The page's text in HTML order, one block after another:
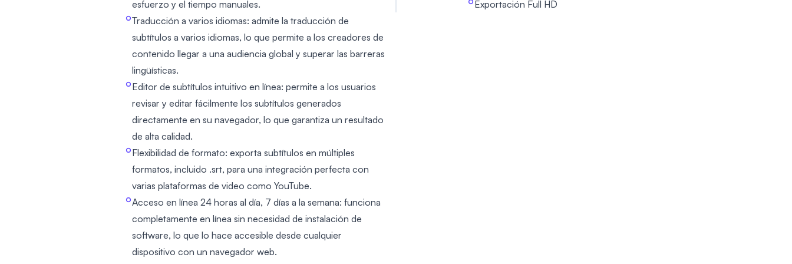
esfuerzo y el tiempo manuales.
Traducción a varios idiomas: admite la traducción de
subtítulos a varios idiomas, lo que permite a los creadores de
contenido llegar a una audiencia global y superar las barreras
lingüísticas.
Editor de subtítulos intuitivo en línea: permite a los usuarios
revisar y editar fácilmente los subtítulos generados
directamente en su navegador, lo que garantiza un resultado
de alta calidad.
Flexibilidad de formato: exporta subtítulos en múltiples
formatos, incluido .srt, para una integración perfecta con
varias plataformas de video como YouTube.
Acceso en línea 24 horas al día, 7 días a la semana: funciona
completamente en línea sin necesidad de instalación de
software, lo que lo hace accesible desde cualquier
dispositivo con un navegador web.
Exportación Full HD